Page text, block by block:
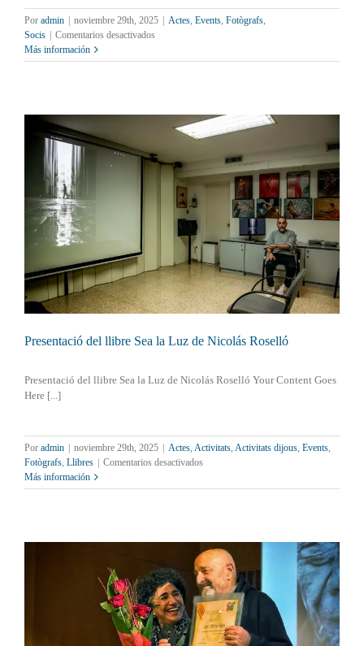
Por admin noviembre 29th, 2025 Actes, Events, Fotògrafs,
Socis
Comentarios desactivadosen
Joan
Más información
Presentació del llibre Sea la Luz de Nicolás Roselló
Presentació del llibre Sea la Luz de Nicolás Roselló Your Content Goes
Here [...]
Por admin | noviembre 29th, 2025 | Actes Activitats Activitats dijous Events
Fotògrafs Llibres | Comentarios desactivados
del
Luz
de
Nicolás
Roselló
Más información